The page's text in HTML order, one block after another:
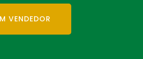
VENDEDOR